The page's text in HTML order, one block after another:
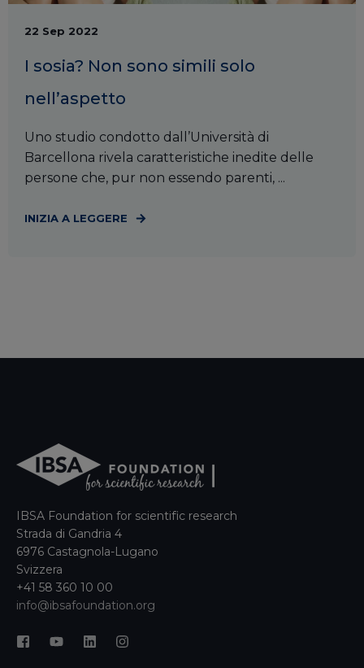
22 Sep 2022
I sosia? Non sono simili solo
nell’aspetto
Uno studio condotto dall’Università di
Barcellona rivela caratteristiche inedite delle
persone che, pur non essendo parenti, ...
INIZIA A LEGGERE
IBSA Foundation for scientific research
Strada di Gandria 4
6976 Castagnola-Lugano
Svizzera
+41 58 360 10 00
info@ibsafoundation.org